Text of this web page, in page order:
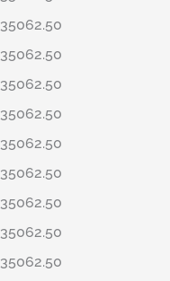
35062.50
35062.50
35062.50
35062.50
35062.50
35062.50
35062.50
35062.50
35062.50